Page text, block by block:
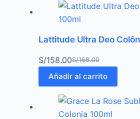
Lattitude Ultra Deo
S/168.00
S/158.00
Añadir al carrito